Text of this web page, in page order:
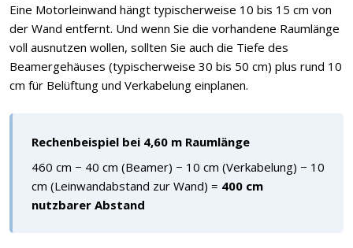
Eine Motorleinwand hängt typischerweise 10 bis 15 cm von
der Wand entfernt. Und wenn Sie die vorhandene Raumlänge
voll ausnutzen wollen, sollten Sie auch die Tiefe des
Beamergehäuses (typischerweise 30 bis 50 cm) plus rund 10
cm für Belüftung und Verkabelung einplanen.
Rechenbeispiel bei 4,60 m Raumlänge
460 cm − 40 cm (Beamer) − 10 cm (Verkabelung) − 10
cm (Leinwandabstand zur Wand) = 400 cm
nutzbarer Abstand